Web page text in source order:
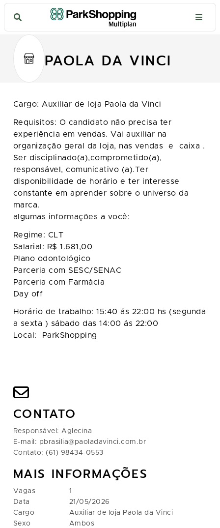
PAOLA DA VINCI
CONTATO
Responsável: Aglecina
E-mail: pbrasilia@paoladavinci.com.br
Contato: (61) 98434-0553
MAIS INFORMAÇÕES
Vagas
Data
Cargo
Sexo
1
21/05/2026
Auxiliar de loja Paola da Vinci
Ambos
Cargo: Auxiliar de loja Paola da Vinci
Requisitos: O candidato não precisa ter
experiência em vendas. Vai auxiliar na
organização geral da loja, nas vendas e caixa .
Ser disciplinado(a),comprometido(a),
responsável, comunicativo (a).Ter
disponibilidade de horário e ter interesse
constante em aprender sobre o universo da
marca.
algumas informações a você:
Regime: CLT
Salarial: R$ 1.681,00
Plano odontológico
Parceria com SESC/SENAC
Parceria com Farmácia
Day off
Horário de trabalho: 15:40 ás 22:00 hs (segunda
a sexta ) sábado das 14:00 ás 22:00
Local: ParkShopping